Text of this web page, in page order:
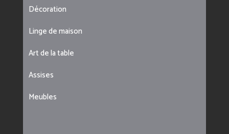
Décoration
Linge de maison
Art de la table
Assises
Meubles